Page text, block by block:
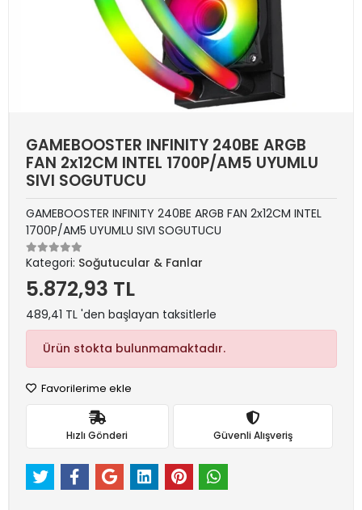
GAMEBOOSTER INFINITY 240BE ARGB
FAN 2x12CM INTEL 1700P/AM5 UYUMLU
SIVI SOGUTUCU
GAMEBOOSTER INFINITY 240BE ARGB FAN 2x12CM INTEL
1700P/AM5 UYUMLU SIVI SOGUTUCU
Kategori: Soğutucular & Fanlar
5.872,93 TL
489,41 TL 'den başlayan taksitlerle
Ürün stokta bulunmamaktadır.
Favorilerime ekle
Hızlı Gönderi Güvenli Alışveriş